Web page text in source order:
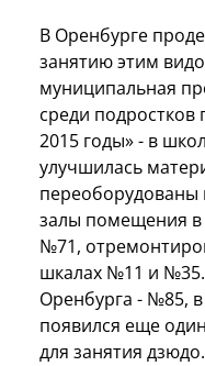
В Оренбурге
занятию этим
муниципальная
среди подростков
2015 годы» - в
улучшилась
залы помещения
№71,
шкалах №11 и
Оренбурга - №85,
появился еще
для занятия дзюдо.